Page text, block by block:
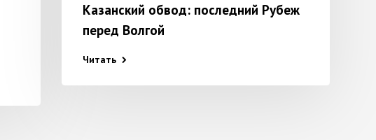
Казанский обвод: последний Рубеж
перед Волгой
Читать